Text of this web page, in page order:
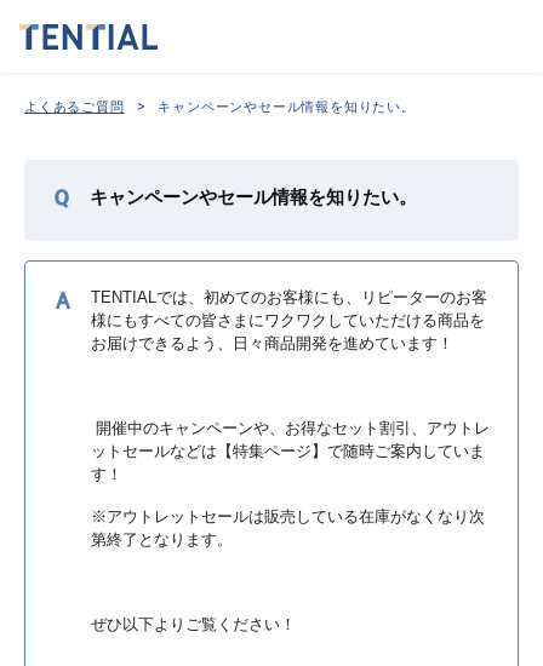
よくあるご質問 > キャンペーンやセール情報を知りたい。
キャンペーンやセール情報を知りたい。
TENTIALでは、初めてのお客様にも、リピーターのお客
様にもすべての皆さまにワクワクしていただける商品を
お届けできるよう、日々商品開発を進めています！
️ 開催中のキャンペーンや、お得なセット割引、アウトレ
ットセールなどは【特集ページ】で随時ご案内していま
す！
※アウトレットセールは販売している在庫がなくなり次
第終了となります。
ぜひ以下よりご覧ください！